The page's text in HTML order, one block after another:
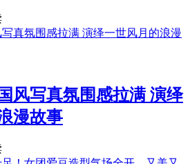
风写真氛围感拉满 演绎
漫故事